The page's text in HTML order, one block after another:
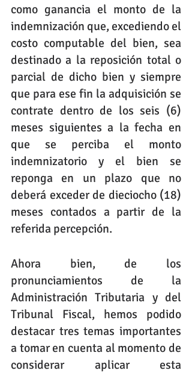
como ganancia el monto de la
indemnización que, excediendo el
costo computable del bien, sea
destinado a la reposición total o
parcial de dicho bien y siempre
que para ese fin la adquisición se
contrate dentro de los seis (6)
meses siguientes a la fecha en
que se perciba el monto
indemnizatorio y el bien se
reponga en un plazo que no
deberá exceder de dieciocho (18)
meses contados a partir de la
referida percepción.
Ahora bien, de los
pronunciamientos de la
Administración Tributaria y del
Tribunal Fiscal, hemos podido
destacar tres temas importantes
a tomar en cuenta al momento de
considerar aplicar esta